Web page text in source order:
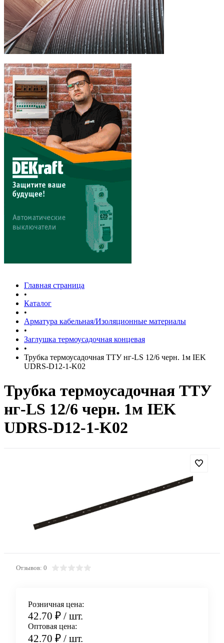
Главная страница
•
Каталог
•
Арматура кабельная/Изоляционные материалы
•
Заглушка термоусадочная концевая
•
Трубка термоусадочная ТТУ нг-LS 12/6 черн. 1м IEK
UDRS-D12-1-K02
Трубка термоусадочная ТТУ
нг-LS 12/6 черн. 1м IEK
UDRS-D12-1-K02
Отзывов: 0
Розничная цена:
42.70 ₽ / шт.
Оптовая цена:
42.70 ₽ / шт.